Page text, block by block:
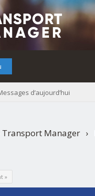
d’aujourd’hui
Manager ›
»